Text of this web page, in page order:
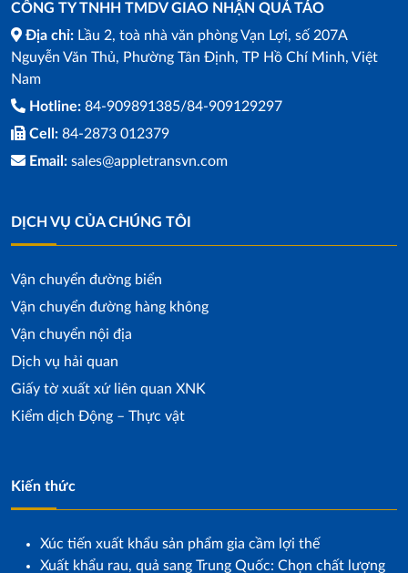
CÔNG TY TNHH TMDV GIAO NHẬN QUẢ TÁO
Địa chỉ: Lầu 2, toà nhà văn phòng Vạn Lợi, số 207A
Nguyễn Văn Thủ, Phường Tân Định, TP Hồ Chí Minh, Việt
Nam
Hotline: 84-909891385/84-909129297
Cell: 84-2873 012379
Email: sales@appletransvn.com
DỊCH VỤ CỦA CHÚNG TÔI
Vận chuyển đường biển
Vận chuyển đường hàng không
Vận chuyển nội địa
Dịch vụ hải quan
Giấy tờ xuất xứ liên quan XNK
Kiểm dịch Động – Thực vật
Kiến thức
Xúc tiến xuất khẩu sản phẩm gia cầm lợi thế
Xuất khẩu rau, quả sang Trung Quốc: Chọn chất lượng